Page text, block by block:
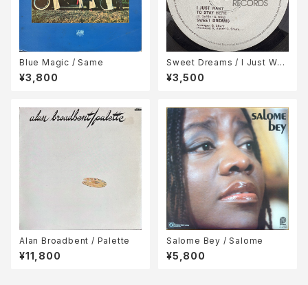
Blue Magic / Same
¥3,800
Sweet Dreams / I Just Wan
t To Stay Here / I'll Be Your
Music
¥3,500
Alan Broadbent / Palette
¥11,800
Salome Bey / Salome
¥5,800